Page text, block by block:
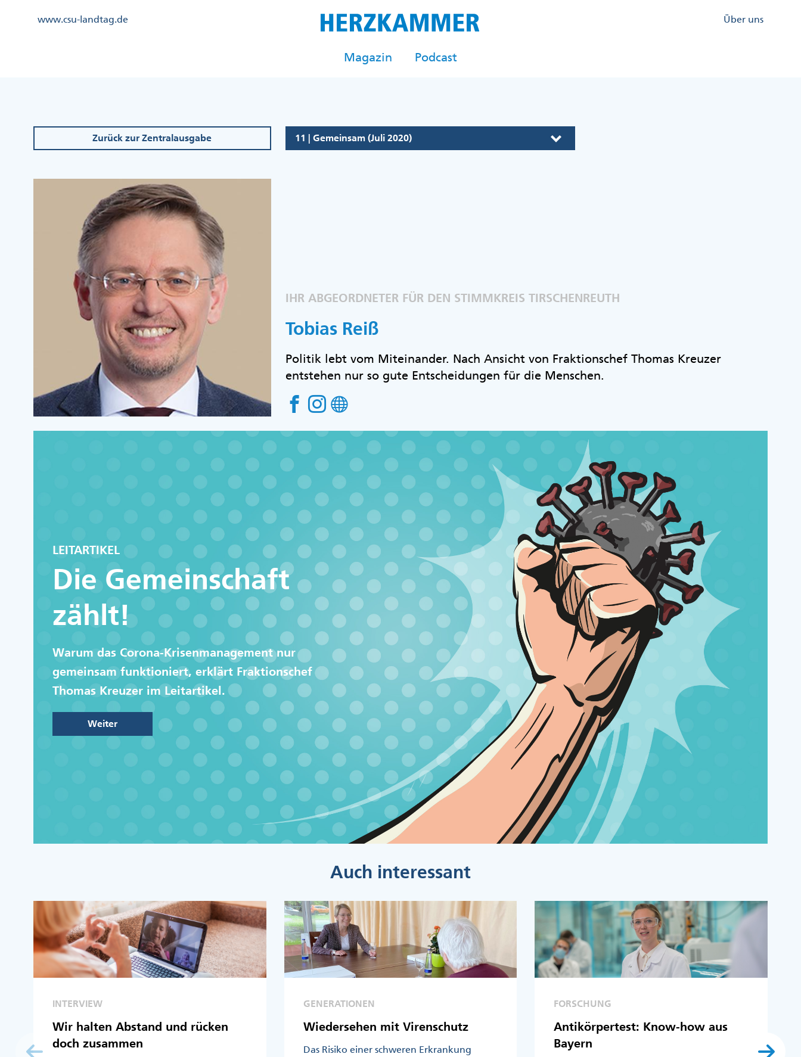
Kopfzeile
www.csu-landtag.de
Kopfzeile
Über uns
Magazin Podcast
Zurück zur Zentralausgabe 11 | Gemeinsam (Juli 2020)
IHR ABGEORDNETER FÜR DEN STIMMKREIS TIRSCHENREUTH
Tobias Reiß
Politik lebt vom Miteinander. Nach Ansicht von Fraktionschef Thomas Kreuzer
entstehen nur so gute Entscheidungen für die Menschen.
LEITARTIKEL
Die Gemeinschaft
zählt!
Warum das Corona-Krisenmanagement nur
gemeinsam funktioniert, erklärt Fraktionschef
Thomas Kreuzer im Leitartikel.
Weiter
Auch interessant
INTERVIEW
Wir halten Abstand und rücken
doch zusammen
GENERATIONEN
Wiedersehen mit Virenschutz
Das Risiko einer schweren Erkrankung
FORSCHUNG
Antikörpertest: Know-how aus
Bayern